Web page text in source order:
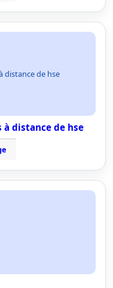
distance de hse
à distance de hse